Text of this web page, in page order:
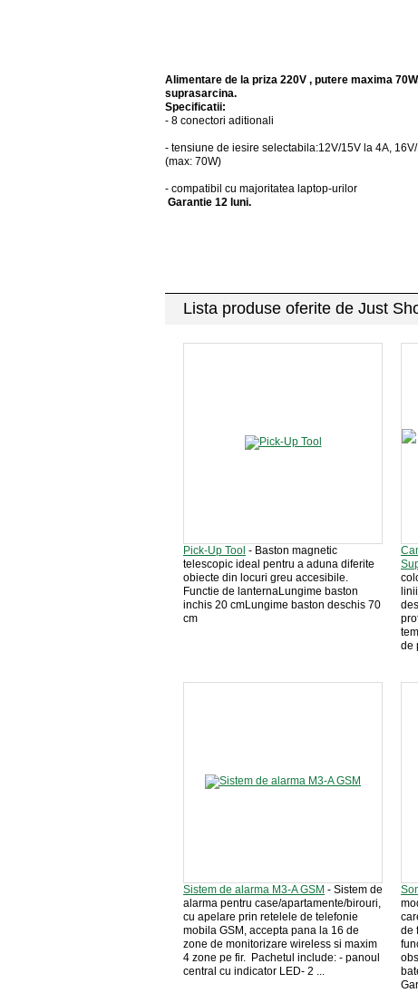
Alimentare de la priza 220V , putere maxima
suprasarcina.
Specificatii:
- 8 conectori aditionali
- tensiune de iesire selectabila:12V/15V la 4A,
(max: 70W)
- compatibil cu majoritatea laptop-urilor
Garantie 12 luni.
Lista produse oferite de Just
Pick-Up Tool - Baston magnetic
telescopic ideal pentru a aduna diferite
obiecte din locuri greu accesibile.
Functie de lanternaLungime baston
inchis 20 cmLungime baston deschis 70
cm
de
Sistem de alarma M3-A GSM - Sistem de
alarma pentru case/apartamente/birouri,
cu apelare prin retelele de telefonie
mobila GSM, accepta pana la 16 de
zone de monitorizare wireless si maxim
4 zone pe fir. Pachetul include: - panoul
central cu indicator LED- 2 ...
de